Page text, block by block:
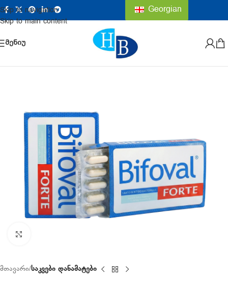
Skip to navigation
Skip to main content
Georgian
ᲛᲔᲜᲘᲣ
მთავარი საკვები დანამატები